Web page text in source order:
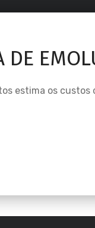
DE
estima os